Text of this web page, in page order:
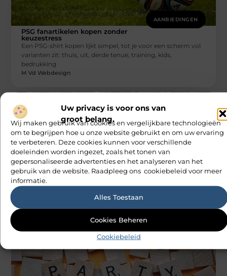
Uw privacy is voor ons van
groot belang.
Wij maken gebruik van cookies en vergelijkbare technologieën
om te begrijpen hoe u onze website gebruikt en om uw ervaring
te verbeteren. Deze cookies kunnen voor verschillende
doeleinden worden ingezet, zoals het tonen van
gepersonaliseerde advertenties en het analyseren van het
gebruik van de website. Raadpleeg ons cookiebeleid voor meer
informatie.
Alles Toestaan
Cookies Beheren
Cookiebeleid
AANBIEDINGEN
PSG fanartikelen kopen zonder
keuzestress
Een PSG-shirt kopen lijkt simpel, tot je voor een scherm vol
varianten zit: thuis, uit, derde tenue, training, kids,
bedrukking
M Vd Webdesign
AANBIEDINGEN
Hoe een slim geplaatste autolift de
efficiëntie van een goederenlift merkbaar
verhoogt
Stel je voor dat leveringen elkaar in de weg zitten bij de